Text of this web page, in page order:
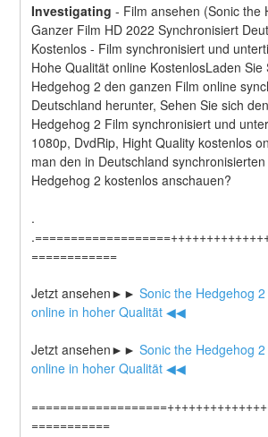
Investigating - Film ansehen (Sonic the
Ganzer Film HD 2022 Synchronisiert
Kostenlos - Film synchronisiert und
Hohe Qualität online KostenlosLaden Sie
Hedgehog 2 den ganzen Film online
Deutschland herunter, Sehen Sie sich
Hedgehog 2 Film synchronisiert und
1080p, DvdRip, Hight Quality kostenlos
man den in Deutschland
Hedgehog 2 kostenlos anschauen?
.
============
Jetzt ansehen►► Sonic the Hedgehog
online in hoher Qualität ◀◀
Jetzt ansehen►► Sonic the Hedgehog
online in hoher Qualität ◀◀
===========